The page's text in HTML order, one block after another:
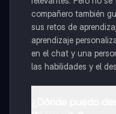
compañero también
sus retos de
aprendizaje
en el chat y una
las habilidades y el